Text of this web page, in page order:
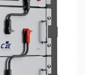
English
Crnogorski